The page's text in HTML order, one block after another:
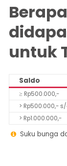
Deposito
Giro
Kartu
Kredit
Bancasurance
SimobiPlus
Promosi
Lainnya
di
Perbankan
Perbankan
Prioritas
Teman
KPR
Layanan
Nasabah
Coba
SimobiPlus
EN
untuk
Saldo
≥ Rp500.000,-
> Rp500.000,-
> Rp1.000.000,-
 Suku bunga